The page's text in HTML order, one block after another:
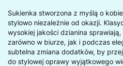
Sukienka stworzona z myślą o
stylowo niezależnie od okazji.
wysokiej jakości dzianina
zarówno w biurze, jak i podczas
subtelna zmiana dodatków, by
do stylowej oprawy wyjątkowego